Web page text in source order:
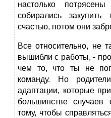
настолько
собирались
счастью, потом они
Все относительно, не
вышибли с работы, -
чем то, что ты не
команду. Но
адаптации, которые
большинстве
тому, чтобы